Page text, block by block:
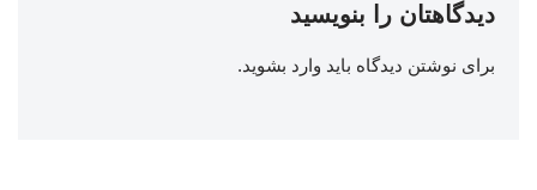
دیدگاهتان را بنویسید
برای نوشتن دیدگاه باید وارد بشوید.